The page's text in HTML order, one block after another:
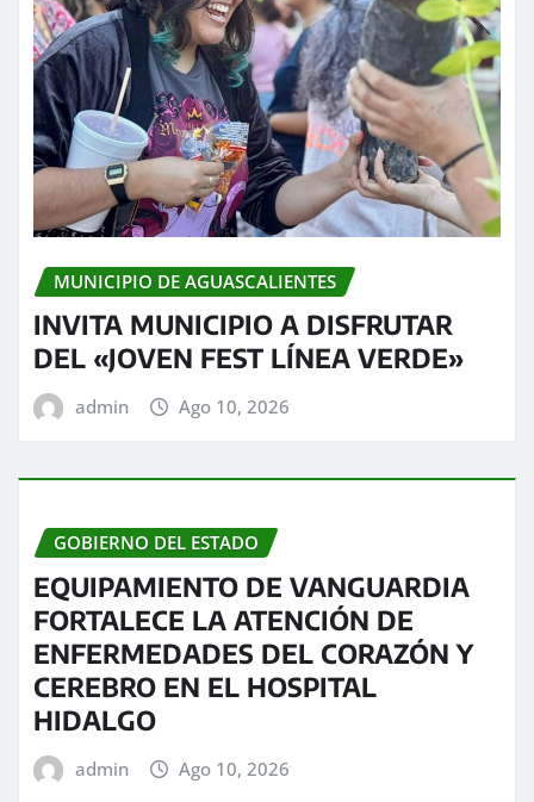
MUNICIPIO DE AGUASCALIENTES
INVITA MUNICIPIO A DISFRUTAR
DEL «JOVEN FEST LÍNEA VERDE»
admin Ago 10, 2026
GOBIERNO DEL ESTADO
EQUIPAMIENTO DE VANGUARDIA
FORTALECE LA ATENCIÓN DE
ENFERMEDADES DEL CORAZÓN Y
CEREBRO EN EL HOSPITAL
HIDALGO
admin Ago 10, 2026